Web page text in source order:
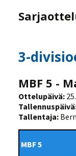
3-
MBF 5 -
Ottelupäivä:
Tallentaja:
MBF 5